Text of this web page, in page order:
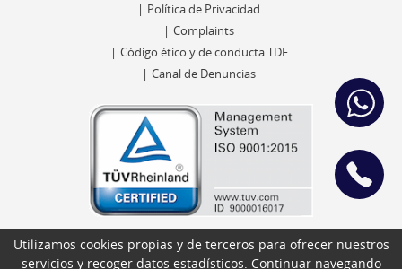
Utilizamos cookies propias y de terceros para ofrecer nuestros
servicios y recoger datos estadísticos. Continuar navegando
Política de Privacidad
Complaints
Código ético y de conducta TDF
Canal de Denuncias